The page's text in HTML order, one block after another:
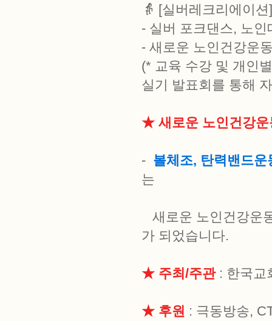
👵 [실버레크리에이션]
- 실버 포크댄스, 노
- 새로운 노인건강운
(* 교육 수강 및 개인
실기 발표회를 통해
★ 새로운 노인건강
- 볼체조, 탄력밴드
는
새로운 노인건강운
가 되었습니다.
★ 주최/주관: 한국교
★ 후원 : 극동방송,